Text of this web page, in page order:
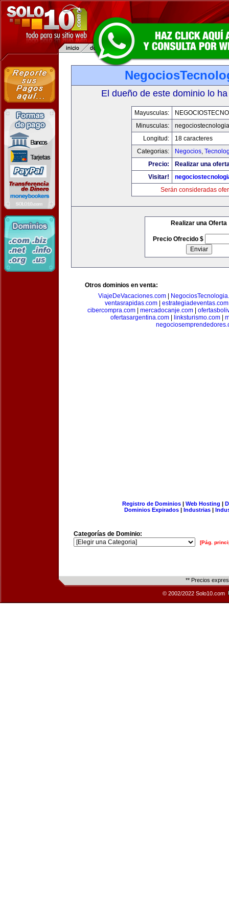
El dueño de este dominio lo
Mayusculas:
Minusculas:
Longitud:
18 caracteres
Categorias:
Negocios,
Precio:
Realizar una
Visitar!
Serán consideradas
Realizar una Oferta
Precio Ofrecido $
Otros dominios en venta:
ViajeDeVacaciones.com
ventasrapidas.com
estrategiadeventas.com
cibercompra.com| mercadocanje.com|
ofertasargentina.com| linksturismo.com|
Registro de Dominios| Web Hosting |
Dominios Expirados | Industrias |
Categorías de Dominio:
[Pág.
** Precios
© 2002/2022 Solo10.com